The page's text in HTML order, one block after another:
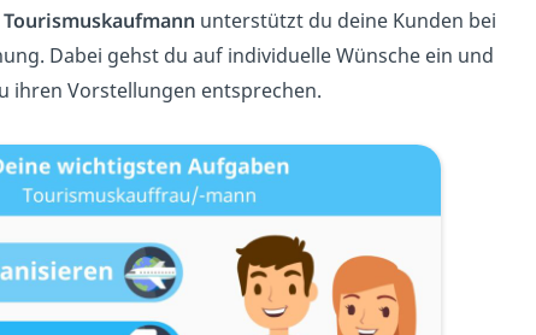
Tourismuskaufmann unterstützt du deine Kunden bei
Dabei gehst du auf individuelle Wünsche ein und
ihren Vorstellungen entsprechen.